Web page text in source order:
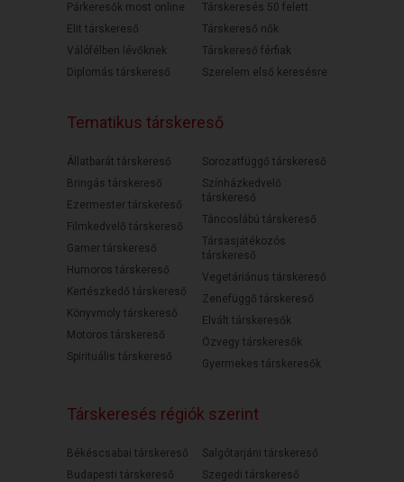
Párkeresők most online
Elit társkereső
Válófélben lévőknek
Diplomás társkereső
Társkeresés 50 felett
Társkereső nők
Társkereső férfiak
Szerelem első keresésre
Tematikus társkereső
Állatbarát társkereső
Bringás társkereső
Ezermester társkereső
Filmkedvelő társkereső
Gamer társkereső
Humoros társkereső
Kertészkedő társkereső
Könyvmoly társkereső
Motoros társkereső
Spirituális társkereső
Sorozatfüggő társkereső
Színházkedvelő
társkereső
Táncoslábú társkereső
Társasjátékozós
társkereső
Vegetáriánus társkereső
Zenefüggő társkereső
Elvált társkeresők
Özvegy társkeresők
Gyermekes társkeresők
Társkeresés régiók szerint
Békéscsabai társkereső
Budapesti társkereső
Salgótarjáni társkereső
Szegedi társkereső